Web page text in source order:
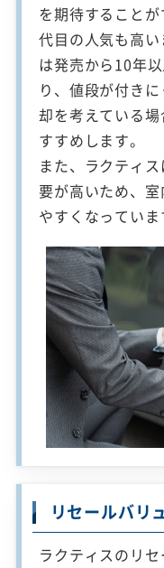
を期待すること
代目の人気も高
は発売から10年
り、値段が付き
却を考えている
すすめします。
また、ラクティ
要が高いため、
やすくなっていま
リセールバリ
ラクティスのリ